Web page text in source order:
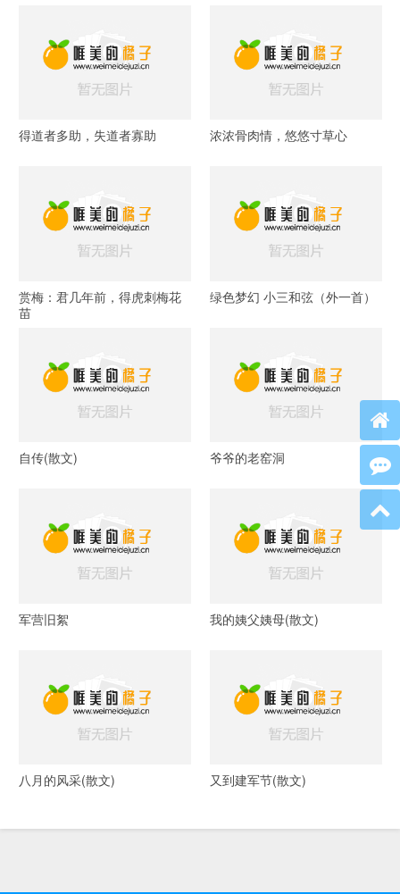
得道者多助，失道者寡助 浓浓骨肉情，悠悠寸草心
赏梅：君几年前，得虎刺梅花
苗
绿色梦幻 小三和弦（外一首）
自传(散文) 爷爷的老窑洞
军营旧絮 我的姨父姨母(散文)
八月的风采(散文) 又到建军节(散文)